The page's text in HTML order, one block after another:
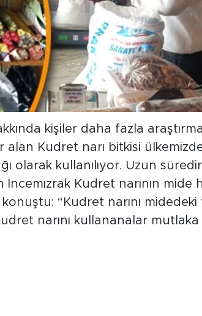
kişiler daha fazla
alan Kudret narı bitkisi
olarak kullanılıyor. Uzun
İncemızrak Kudret narının mide
“Kudret narını midedeki
narını kullananalar mutlaka